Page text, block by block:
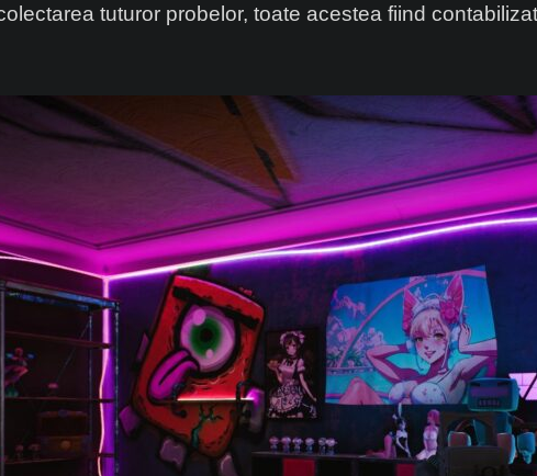
tuturor probelor, toate acestea fiind